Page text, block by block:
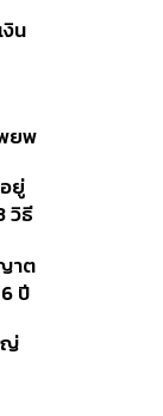
น
ยพ
ธ
ยู่
วิธี
าต
ปี
ญ่